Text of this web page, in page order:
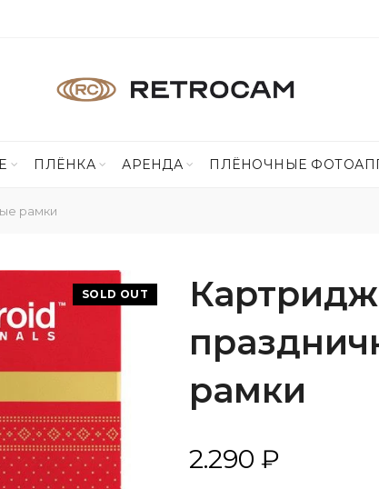
ПЛЁНКА АРЕНДА ПЛЁНОЧНЫЕ
рамки
SOLD OUT
рамки
2.290 ₽